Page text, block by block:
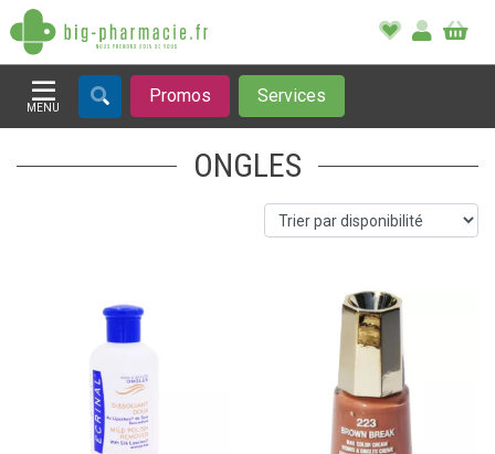
MENU
Afficher la navigation
Promos Services
ONGLES